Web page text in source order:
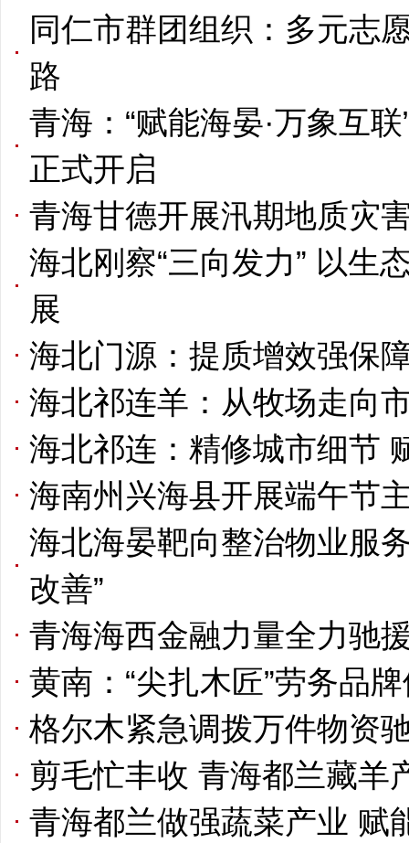
同仁市群团组织：多元志
路
青海：“赋能海晏·万象互
正式开启
青海甘德开展汛期地质灾
海北刚察“三向发力” 以生
展
海北门源：提质增效强保
海北祁连羊：从牧场走向
海北祁连：精修城市细节
海南州兴海县开展端午节
海北海晏靶向整治物业服
改善”
青海海西金融力量全力驰
黄南：“尖扎木匠”劳务品
格尔木紧急调拨万件物资
剪毛忙丰收 青海都兰藏羊
青海都兰做强蔬菜产业 赋